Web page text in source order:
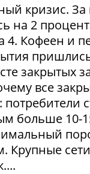
кризис.
на 2
Кофеен и
закрытых
все
больше 10-